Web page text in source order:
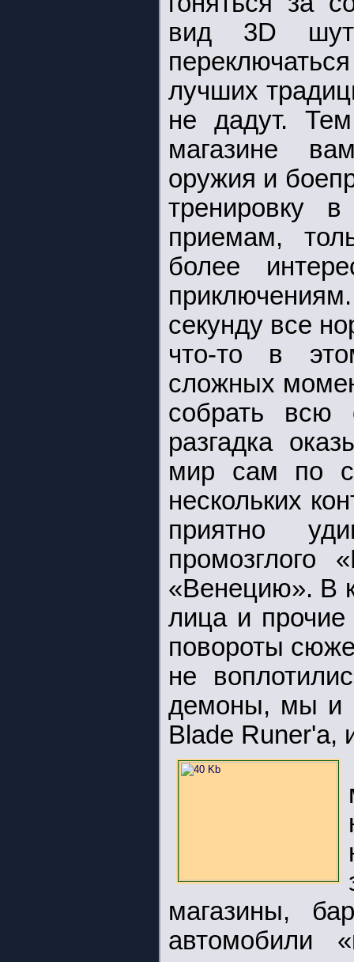
вид 3D
лучших
не дадут.
магазине
оружия и
тренировку
приемам,
более
секунду все
что-то в
сложных
собрать всю
разгадка
мир сам по
нескольких
приятно
промозглого
«Венецию». В
лица и
повороты
не
демоны, мы и
Blade Runer'a,
магазины,
автомобили